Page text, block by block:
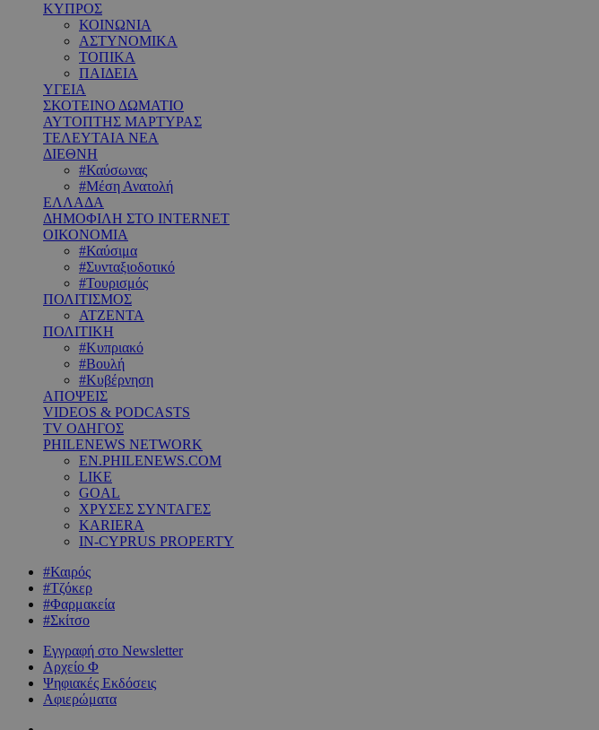
ΚΥΠΡΟΣ
ΚΟΙΝΩΝΙΑ
ΑΣΤΥΝΟΜΙΚΑ
ΤΟΠΙΚΑ
ΠΑΙΔΕΙΑ
ΥΓΕΙΑ
ΣΚΟΤΕΙΝΟ ΔΩΜΑΤΙΟ
ΑΥΤΟΠΤΗΣ ΜΑΡΤΥΡΑΣ
ΤΕΛΕΥΤΑΙΑ ΝΕΑ
ΔΙΕΘΝΗ
#Καύσωνας
#Μέση Ανατολή
ΕΛΛΑΔΑ
ΔΗΜΟΦΙΛΗ ΣΤΟ INTERNET
ΟΙΚΟΝΟΜΙΑ
#Καύσιμα
#Συνταξιοδοτικό
#Τουρισμός
ΠΟΛΙΤΙΣΜΟΣ
ΑΤΖΕΝΤΑ
ΠΟΛΙΤΙΚΗ
#Κυπριακό
#Βουλή
#Κυβέρνηση
ΑΠΟΨΕΙΣ
VIDEOS & PODCASTS
TV ΟΔΗΓΟΣ
PHILENEWS NETWORK
EN.PHILENEWS.COM
LIKE
GOAL
ΧΡΥΣΕΣ ΣΥΝΤΑΓΕΣ
KARIERA
IN-CYPRUS PROPERTY
#Καιρός
#Τζόκερ
#Φαρμακεία
#Σκίτσο
Εγγραφή στο Newsletter
Αρχείο Φ
Ψηφιακές Εκδόσεις
Αφιερώματα